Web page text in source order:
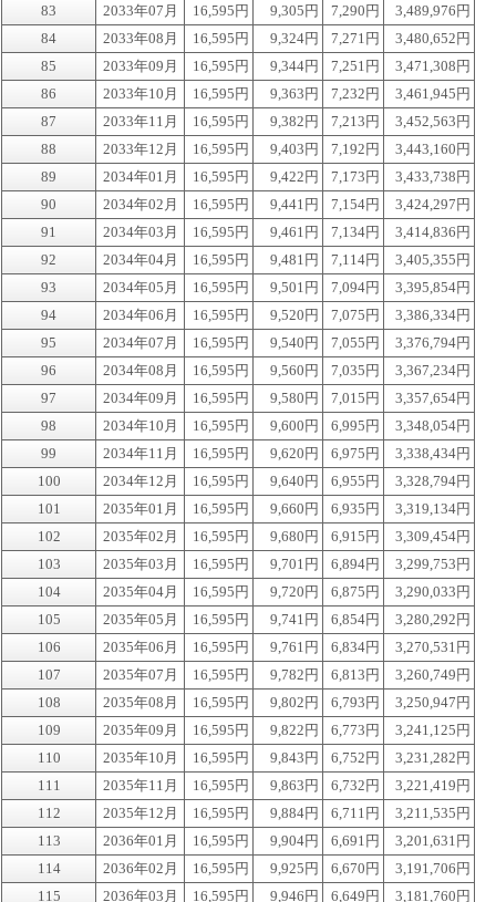
83
2033年07月 16,595円 9,305円 7,290円
3,489,976円
84
2033年08月 16,595円 9,324円 7,271円
3,480,652円
85
2033年09月 16,595円 9,344円 7,251円
3,471,308円
86
2033年10月 16,595円 9,363円 7,232円
3,461,945円
87
2033年11月 16,595円 9,382円 7,213円
3,452,563円
88
2033年12月 16,595円 9,403円 7,192円
3,443,160円
89
2034年01月 16,595円 9,422円 7,173円
3,433,738円
90
2034年02月 16,595円 9,441円 7,154円
3,424,297円
91
2034年03月 16,595円 9,461円 7,134円
3,414,836円
92
2034年04月 16,595円 9,481円 7,114円
3,405,355円
93
2034年05月 16,595円 9,501円 7,094円
3,395,854円
94
2034年06月 16,595円 9,520円 7,075円
3,386,334円
95
2034年07月 16,595円 9,540円 7,055円
3,376,794円
96
2034年08月 16,595円 9,560円 7,035円
3,367,234円
97
2034年09月 16,595円 9,580円 7,015円
3,357,654円
98
2034年10月 16,595円 9,600円 6,995円
3,348,054円
99
2034年11月 16,595円 9,620円 6,975円
3,338,434円
100
2034年12月 16,595円 9,640円 6,955円
3,328,794円
101
2035年01月 16,595円 9,660円 6,935円
3,319,134円
102
2035年02月 16,595円 9,680円 6,915円
3,309,454円
103
2035年03月 16,595円 9,701円 6,894円
3,299,753円
104
2035年04月 16,595円 9,720円 6,875円
3,290,033円
105
2035年05月 16,595円 9,741円 6,854円
3,280,292円
106
2035年06月 16,595円 9,761円 6,834円
3,270,531円
107
2035年07月 16,595円 9,782円 6,813円
3,260,749円
108
2035年08月 16,595円 9,802円 6,793円
3,250,947円
109
2035年09月 16,595円 9,822円 6,773円
3,241,125円
110
2035年10月 16,595円 9,843円 6,752円
3,231,282円
111
2035年11月 16,595円 9,863円 6,732円
3,221,419円
112
2035年12月 16,595円 9,884円 6,711円
3,211,535円
113
2036年01月 16,595円 9,904円 6,691円
3,201,631円
114
2036年02月 16,595円 9,925円 6,670円
3,191,706円
115
2036年03月 16,595円 9,946円 6,649円 3,181,760円